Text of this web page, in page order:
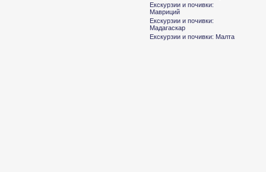
Екскурзии и почивки:
Мавриций
Екскурзии и почивки:
Мадагаскар
Екскурзии и почивки: Малта